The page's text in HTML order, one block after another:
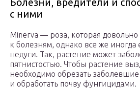
Болезни, вредители и
с ними
Minerva — роза, которая довольно
к болезням, однако все же иногда
недуги. Так, растение может
пятнистостью. Чтобы растение
необходимо обрезать заболевшие
и обработать почву фунгицидами.